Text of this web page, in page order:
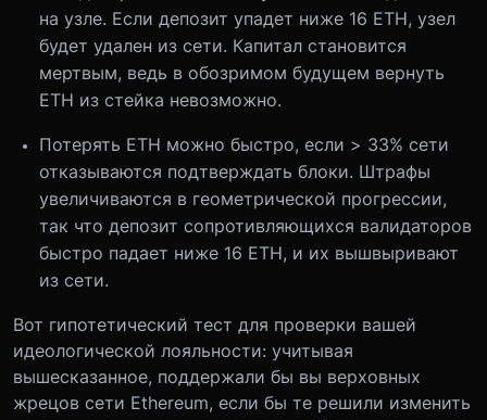
на узле. Если депозит упадет ниже 16 ETH, узел
будет удален из сети. Капитал становится
мертвым, ведь в обозримом будущем вернуть
ETH из стейка невозможно.
Потерять ETH можно быстро, если > 33% сети
отказываются подтверждать блоки. Штрафы
увеличиваются в геометрической прогрессии,
так что депозит сопротивляющихся валидаторов
быстро падает ниже 16 ETH, и их вышвыривают
из сети.
Вот гипотетический тест для проверки вашей
идеологической лояльности: учитывая
вышесказанное, поддержали бы вы верховных
жрецов сети Ethereum, если бы те решили изменить